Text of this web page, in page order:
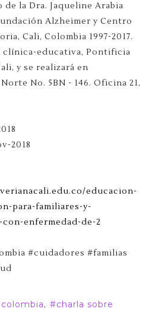
la Dra. Jaqueline Arabia
Alzheimer y Centro
Cali, Colombia 1997-2017.
clínica-educativa, Pontificia
y se realizará en
No. 5BN - 146. Oficina 21,
2018
educacion-
para-familiares-y-
enfermedad-de-2
#cuidadores #familias
,
charla sobre